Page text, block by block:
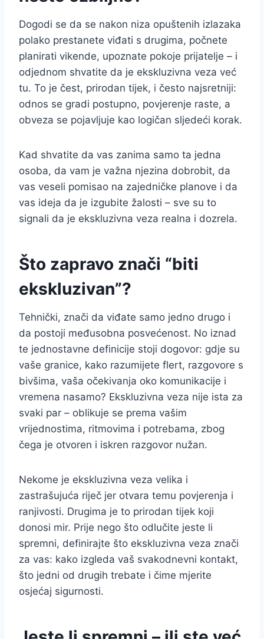
Dogodi se da se nakon niza opuštenih izlazaka
polako prestanete viđati s drugima, počnete
planirati vikende, upoznate pokoje prijatelje – i
odjednom shvatite da je ekskluzivna veza već
tu. To je čest, prirodan tijek, i često najsretniji:
odnos se gradi postupno, povjerenje raste, a
obveza se pojavljuje kao logičan sljedeći korak.
Kad shvatite da vas zanima samo ta jedna
osoba, da vam je važna njezina dobrobit, da
vas veseli pomisao na zajedničke planove i da
vas ideja da je izgubite žalosti – sve su to
signali da je ekskluzivna veza realna i dozrela.
Što zapravo znači “biti
ekskluzivan”?
Tehnički, znači da viđate samo jedno drugo i
da postoji međusobna posvećenost. No iznad
te jednostavne definicije stoji dogovor: gdje su
vaše granice, kako razumijete flert, razgovore s
bivšima, vaša očekivanja oko komunikacije i
vremena nasamo? Ekskluzivna veza nije ista za
svaki par – oblikuje se prema vašim
vrijednostima, ritmovima i potrebama, zbog
čega je otvoren i iskren razgovor nužan.
Nekome je ekskluzivna veza velika i
zastrašujuća riječ jer otvara temu povjerenja i
ranjivosti. Drugima je to prirodan tijek koji
donosi mir. Prije nego što odlučite jeste li
spremni, definirajte što ekskluzivna veza znači
za vas: kako izgleda vaš svakodnevni kontakt,
što jedni od drugih trebate i čime mjerite
osjećaj sigurnosti.